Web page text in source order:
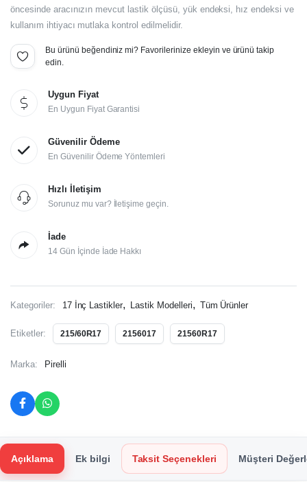
öncesinde aracınızın mevcut lastik ölçüsü, yük endeksi, hız endeksi ve
kullanım ihtiyacı mutlaka kontrol edilmelidir.
Bu ürünü beğendiniz mi? Favorilerinize ekleyin ve ürünü takip
edin.
Uygun Fiyat
En Uygun Fiyat Garantisi
Güvenilir Ödeme
En Güvenilir Ödeme Yöntemleri
Hızlı İletişim
Sorunuz mu var? İletişime geçin.
İade
14 Gün İçinde İade Hakkı
Kategoriler: 17 İnç Lastikler, Lastik Modelleri, Tüm Ürünler
Etiketler: 215/60R17 2156017 21560R17
Marka: Pirelli
Açıklama Ek bilgi Taksit Seçenekleri Müşteri